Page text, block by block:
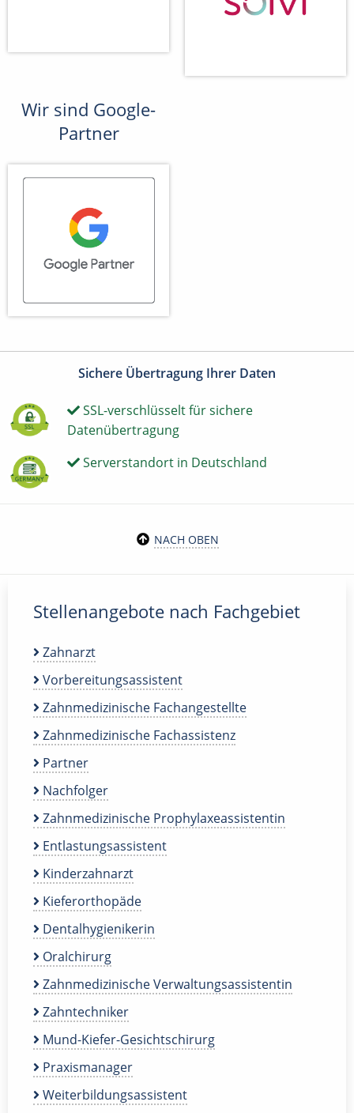
Wir sind Google-
Partner
Sichere Übertragung Ihrer Daten
SSL-verschlüsselt für sichere
Datenübertragung
Serverstandort in Deutschland
NACH OBEN
Stellenangebote nach Fachgebiet
Zahnarzt
Vorbereitungsassistent
Zahnmedizinische Fachangestellte
Zahnmedizinische Fachassistenz
Partner
Nachfolger
Zahnmedizinische Prophylaxeassistentin
Entlastungsassistent
Kinderzahnarzt
Kieferorthopäde
Dentalhygienikerin
Oralchirurg
Zahnmedizinische Verwaltungsassistentin
Zahntechniker
Mund-Kiefer-Gesichtschirurg
Praxismanager
Weiterbildungsassistent